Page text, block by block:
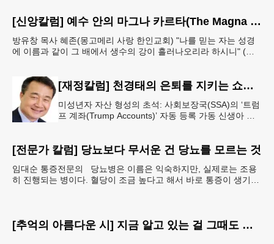
[신앙칼럼] 예수 안의 마그나 카르타(The Magna Carta in Jesus, 요한복음John 7:38)
방유창 목사 혜존(몽고메리 사랑 한인교회) "나를 믿는 자는 성경
에 이름과 같이 그 배에서 생수의 강이 흘러나오리라 하시니" (요
[재정칼럼] 천경태의 은퇴를 지키는 쇼셜시큐리티 인사이트 - 은퇴와 생활의 기초를 지키는 가장 현실적인 제도 읽기 (18)
미성년자 자산 형성의 초석: 사회보장국(SSA)의 ‘트럼
프 계좌(Trump Accounts)’ 자동 등록 가동 신생아 출
[전문가 칼럼] 당뇨보다 무서운 건 당뇨를 모르는 것
임대순 통증전문의 당뇨병은 이름은 익숙하지만, 실제로는 조용
히 진행되는 병이다. 혈당이 조금 높다고 해서 바로 통증이 생기거
[추억의 아름다운 시] 지금 알고 있는 걸 그때도 알았더라면